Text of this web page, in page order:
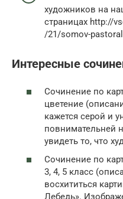
художников на
страницах http://
/21/somov-
Интересные
Сочинение по
цветение
кажется серой и
повнимательней
увидеть то, что
Сочинение по
3, 4, 5 класс
восхититься
Лебедь».